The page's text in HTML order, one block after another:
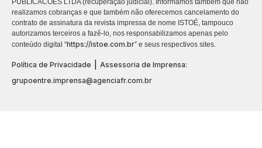
PUBLICACÕES LTDA (recuperação judicial). Informamos também que não
realizamos cobranças e que também não oferecemos cancelamento do
contrato de assinatura da revista impressa de nome ISTOÉ, tampouco
autorizamos terceiros a fazê-lo, nos responsabilizamos apenas pelo
conteúdo digital “https://istoe.com.br” e seus respectivos sites.
Política de Privacidade
Assessoria de Imprensa:
grupoentre.imprensa@agenciafr.com.br